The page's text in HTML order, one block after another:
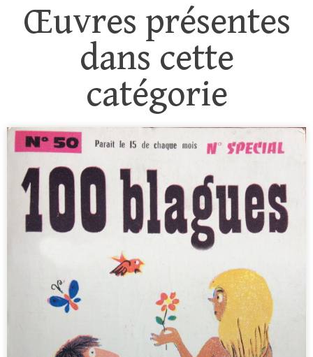
Œuvres présentes
dans cette
catégorie